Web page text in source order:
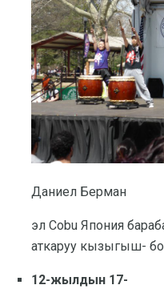
Даниел Берман
эл Cobu Япония
аткаруу кызыгыш-
12-жылдын 17-